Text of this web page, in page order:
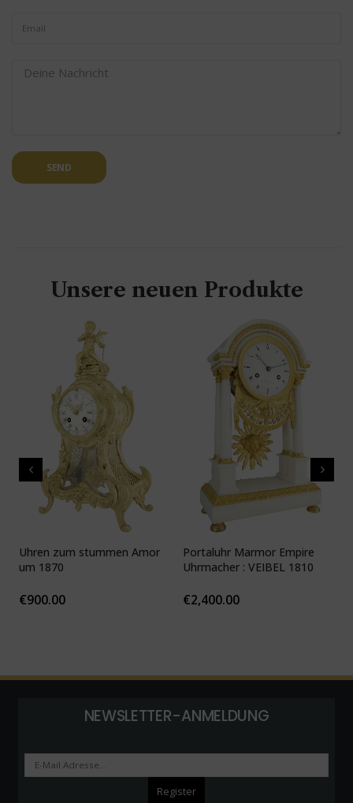
SEND
Unsere neuen Produkte
Uhren zum stummen Amor
um 1870
€900.00
Portaluhr Marmor Empire
Uhrmacher : VEIBEL 1810
€2,400.00
NEWSLETTER-ANMELDUNG